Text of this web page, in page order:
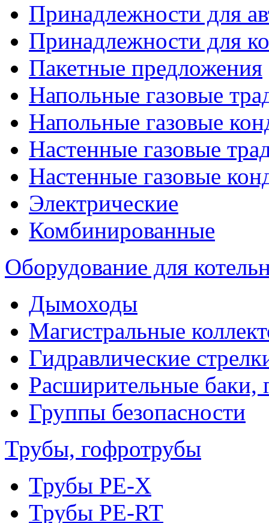
Принадлежности для
Принадлежности для
Пакетные предложения
Напольные газовые
Напольные газовые
Настенные газовые
Настенные газовые
Электрические
Комбинированные
Оборудование для
Дымоходы
Магистральные
Гидравлические
Расширительные баки,
Группы безопасности
Трубы, гофротрубы
Трубы PE-X
Трубы PE-RT